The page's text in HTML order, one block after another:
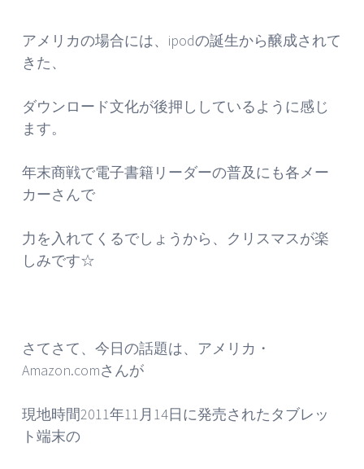
アメリカの場合には、ipodの誕生から醸成されて
きた、
ダウンロード文化が後押ししているように感じ
ます。
年末商戦で電子書籍リーダーの普及にも各メー
カーさんで
力を入れてくるでしょうから、クリスマスが楽
しみです☆
さてさて、今日の話題は、アメリカ・
Amazon.comさんが
現地時間2011年11月14日に発売されたタブレッ
ト端末の